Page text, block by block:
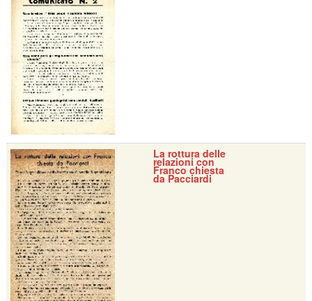
La rottura delle
relazioni con
Franco chiesta
da Pacciardi